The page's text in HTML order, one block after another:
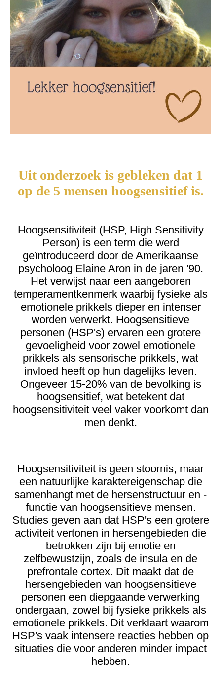
Uit onderzoek is gebleken dat 1
op de 5 mensen hoogsensitief is.
Hoogsensitiviteit (HSP, High Sensitivity
Person) is een term die werd
geïntroduceerd door de Amerikaanse
psycholoog Elaine Aron in de jaren '90.
Het verwijst naar een aangeboren
temperamentkenmerk waarbij fysieke als
emotionele prikkels dieper en intenser
worden verwerkt. Hoogsensitieve
personen (HSP's) ervaren een grotere
gevoeligheid voor zowel emotionele
prikkels als sensorische prikkels, wat
invloed heeft op hun dagelijks leven.
Ongeveer 15-20% van de bevolking is
hoogsensitief, wat betekent dat
hoogsensitiviteit veel vaker voorkomt dan
men denkt.
Hoogsensitiviteit is geen stoornis, maar
een natuurlijke karaktereigenschap die
samenhangt met de hersenstructuur en -
functie van hoogsensitieve mensen.
Studies geven aan dat HSP's een grotere
activiteit vertonen in hersengebieden die
betrokken zijn bij emotie en
zelfbewustzijn, zoals de insula en de
prefrontale cortex. Dit maakt dat de
hersengebieden van hoogsensitieve
personen een diepgaande verwerking
ondergaan, zowel bij fysieke prikkels als
emotionele prikkels. Dit verklaart waarom
HSP's vaak intensere reacties hebben op
situaties die voor anderen minder impact
hebben.